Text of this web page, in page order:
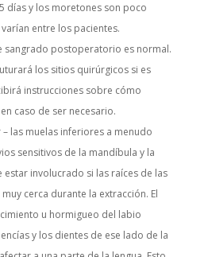
días y los moretones son poco
entre los pacientes.
sangrado postoperatorio es normal.
los sitios quirúrgicos si es
instrucciones sobre cómo
caso de ser necesario.
las muelas inferiores a menudo
sensitivos de la mandíbula y la
estar involucrado si las raíces de las
cerca durante la extracción. El
u hormigueo del labio
y los dientes de ese lado de la